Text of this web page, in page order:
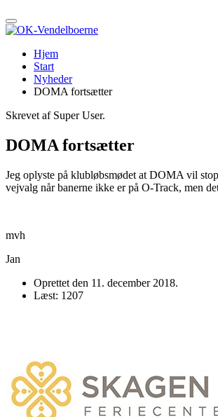
Hjem
Start
Nyheder
DOMA fortsætter
Skrevet af Super User.
DOMA fortsætter
Jeg oplyste på klubløbsmødet at DOMA vil
vejvalg når banerne ikke er på O-Track, men
mvh
Jan
Oprettet den 11. december 2018.
Læst: 1207